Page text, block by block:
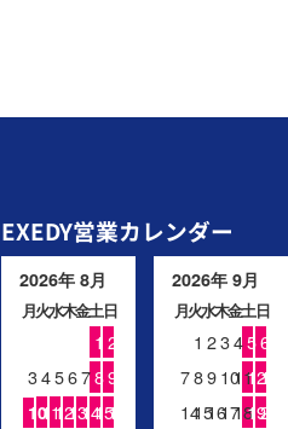
EXEDY営業カレンダー
2026年 8月
月火水木金土日
1 2
3456789
101112131415
16
2026年 9月
月火水木金土日
1 23456
789101112
13
141516171819
20